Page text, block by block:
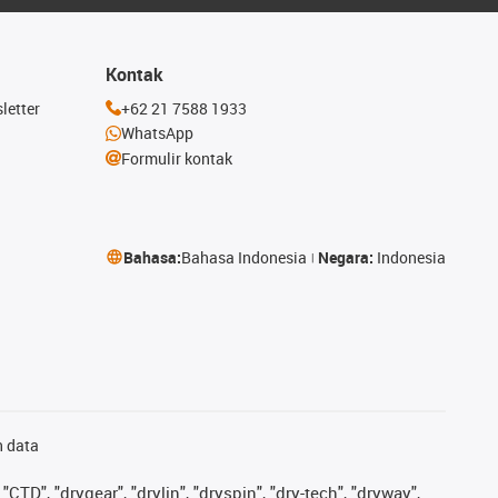
Kontak
+62 21 7588 1933
WhatsApp
Formulir kontak
Bahasa:Bahasa Indonesia Negara: Indonesia
data
"drygear", "drylin", "dryspin", "dry-tech", "dryway",